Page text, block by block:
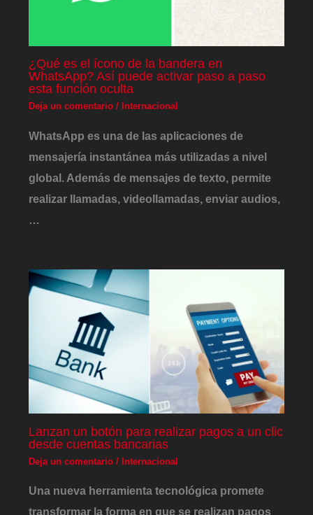
¿Qué es el ícono de la bandera en
WhatsApp? Así puede activar paso a paso
esta función oculta
Deja un comentario / Internacional
WhatsApp es una de las aplicaciones de
mensajería instantánea más utilizadas a nivel
global. Además de mensajes de texto, permite
realizar llamadas, videollamadas, enviar audios,
…
Lanzan un botón para realizar pagos a un clic
desde cuentas bancarias
Deja un comentario / Internacional
Una nueva herramienta tecnológica promete
transformar la forma en que se realizan pagos